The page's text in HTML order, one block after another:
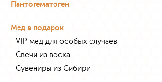
Пантогематоген
Мед в подарок
VIP мед для особых случаев
Свечи из воска
Сувениры из Сибири